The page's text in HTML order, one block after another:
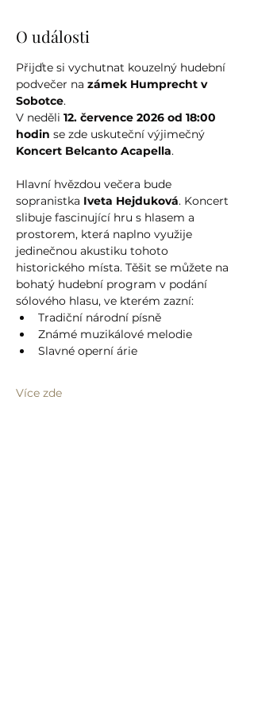
O události
Přijďte si vychutnat kouzelný hudební
podvečer na zámek Humprecht v
Sobotce.
V neděli 12. července 2026 od 18:00
hodin se zde uskuteční výjimečný
Koncert Belcanto Acapella.
Hlavní hvězdou večera bude
sopranistka Iveta Hejduková. Koncert
slibuje fascinující hru s hlasem a
prostorem, která naplno využije
jedinečnou akustiku tohoto
historického místa. Těšit se můžete na
bohatý hudební program v podání
sólového hlasu, ve kterém zazní:
Tradiční národní písně
Známé muzikálové melodie
Slavné operní árie
Více zde